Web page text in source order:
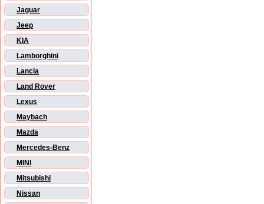
Jaguar
Jeep
KIA
Lamborghini
Lancia
Land Rover
Lexus
Maybach
Mazda
Mercedes-Benz
MINI
Mitsubishi
Nissan